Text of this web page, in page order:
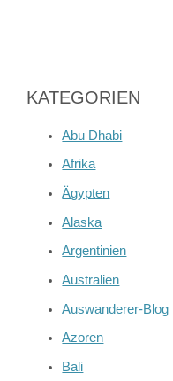
KATEGORIEN
Abu Dhabi
Afrika
Ägypten
Alaska
Argentinien
Australien
Auswanderer-Blog
Azoren
Bali